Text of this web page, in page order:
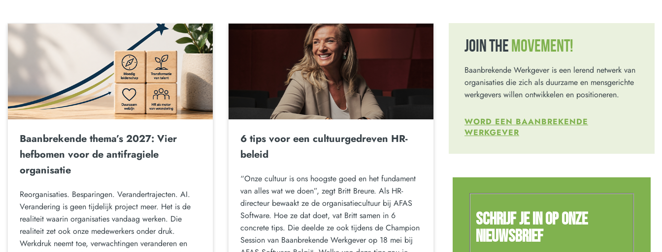
Baanbrekende thema’s 2027: Vier
hefbomen voor de antifragiele
organisatie
Reorganisaties. Besparingen. Verandertrajecten. AI.
Verandering is geen tijdelijk project meer. Het is de
realiteit waarin organisaties vandaag werken. Die
realiteit zet ook onze medewerkers onder druk.
Werkdruk neemt toe, verwachtingen veranderen en
6 tips voor een cultuurgedreven HR-
beleid
“Onze cultuur is ons hoogste goed en het fundament
van alles wat we doen”, zegt Britt Breure. Als HR-
directeur bewaakt ze de organisatiecultuur bij AFAS
Software. Hoe ze dat doet, vat Britt samen in 6
concrete tips. Die deelde ze ook tijdens de Champion
Session van Baanbrekende Werkgever op 18 mei bij
JOIN THE MOVEMENT!
Baanbrekende Werkgever is een lerend netwerk van
organisaties die zich als duurzame en mensgerichte
werkgevers willen ontwikkelen en positioneren.
WORD EEN BAANBREKENDE
WERKGEVER